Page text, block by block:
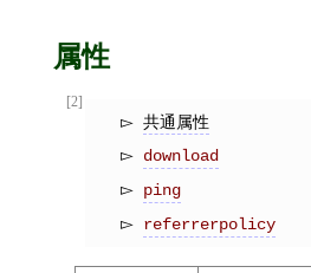
属性
[2]
共通属性
download
ping
referrerpolicy